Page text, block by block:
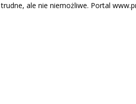
trudne, ale nie niemożliwe. Portal